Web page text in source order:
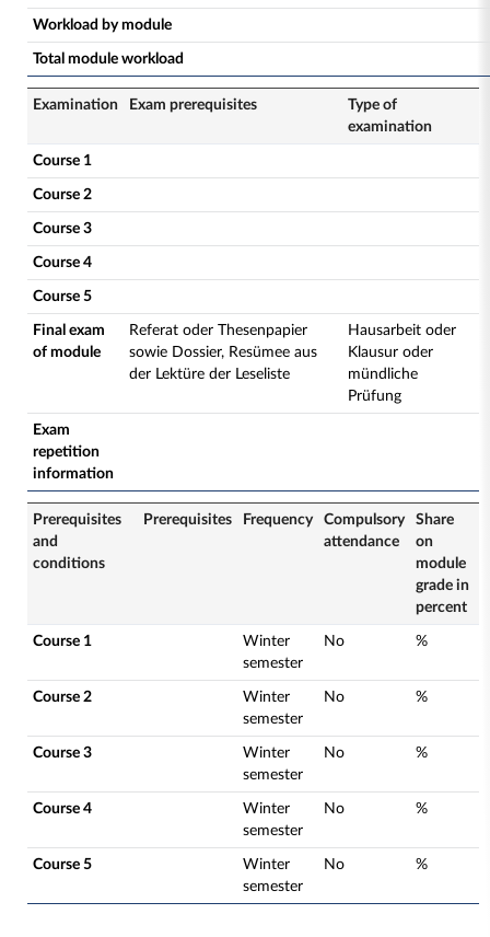
Workload by module
Total module workload
Examination Exam prerequisites
Type of
examination
Course 1
Course 2
Course 3
Course 4
Course 5
Final exam
of module
Referat oder Thesenpapier
sowie Dossier, Resümee aus
der Lektüre der Leseliste
Hausarbeit oder
Klausur oder
mündliche
Prüfung
Exam
repetition
information
Prerequisites
and
conditions
Prerequisites Frequency
Compulsory
attendance
Share
on
module
grade in
percent
Course 1
Winter
semester
No %
Course 2
Winter
semester
No %
Course 3
Winter
semester
No %
Course 4
Winter
semester
No %
Course 5
Winter
semester
No %